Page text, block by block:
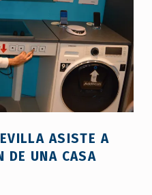
ASISTE A
DE UNA CASA